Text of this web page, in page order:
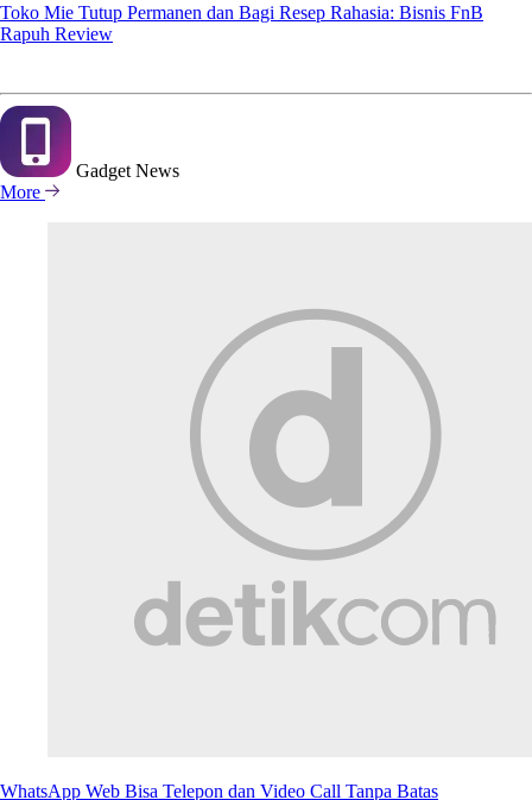
Toko Mie Tutup Permanen dan Bagi Resep Rahasia: Bisnis FnB
Rapuh Review
Gadget News
More
WhatsApp Web Bisa Telepon dan Video Call Tanpa Batas